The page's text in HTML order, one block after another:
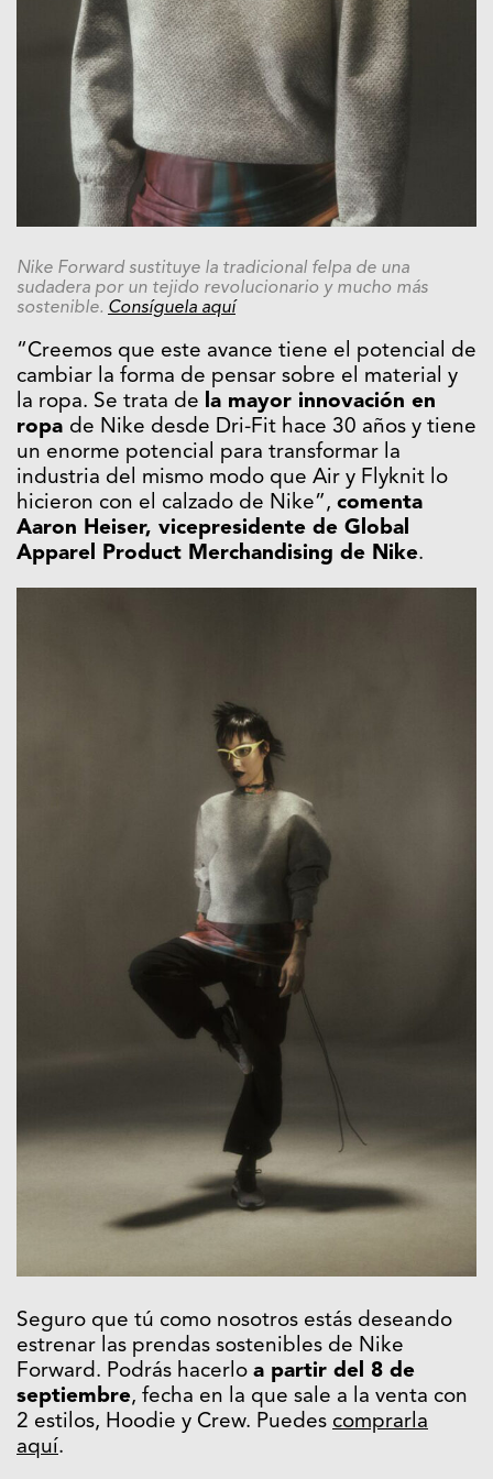
Nike Forward sustituye la tradicional felpa de una
sudadera por un tejido revolucionario y mucho más
sostenible. Consíguela aquí
“Creemos que este avance tiene el potencial de
cambiar la forma de pensar sobre el material y
la ropa. Se trata de la mayor innovación en
ropa de Nike desde Dri-Fit hace 30 años y tiene
un enorme potencial para transformar la
industria del mismo modo que Air y Flyknit lo
hicieron con el calzado de Nike”, comenta
Aaron Heiser, vicepresidente de Global
Apparel Product Merchandising de Nike.
Seguro que tú como nosotros estás deseando
estrenar las prendas sostenibles de Nike
Forward. Podrás hacerlo a partir del 8 de
septiembre, fecha en la que sale a la venta con
2 estilos, Hoodie y Crew. Puedes comprarla
aquí.